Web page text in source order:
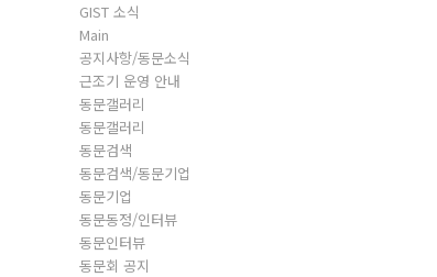
GIST 소식
Main
공지사항/동문소식
근조기 운영 안내
동문갤러리
동문갤러리
동문검색
동문검색/동문기업
동문기업
동문동정/인터뷰
동문인터뷰
동문회 공지